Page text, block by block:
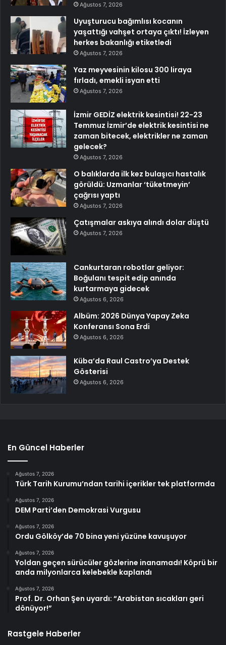
Ağustos 7, 2026
Uyuşturucu bağımlısı kocanın
yaşattığı vahşet ortaya çıktı! İzleyen
herkes bakanlığı etiketledi
Ağustos 7, 2026
Yaz meyvesinin kilosu 300 liraya
fırladı, emekli isyan etti
Ağustos 7, 2026
İzmir GEDİZ elektrik kesintisi! 22-23
Temmuz İzmir’de elektrik kesintisi ne
zaman bitecek, elektrikler ne zaman
gelecek?
Ağustos 7, 2026
O balıklarda ilk kez bulaşıcı hastalık
görüldü: Uzmanlar ‘tüketmeyin’
çağrısı yaptı
Ağustos 7, 2026
Çatışmalar askıya alındı dolar düştü
Ağustos 7, 2026
Cankurtaran robotlar geliyor:
Boğulanı tespit edip anında
kurtarmaya gidecek
Ağustos 6, 2026
Albüm: 2026 Dünya Yapay Zeka
Konferansı Sona Erdi
Ağustos 6, 2026
Küba’da Raul Castro’ya Destek
Gösterisi
Ağustos 6, 2026
En Güncel Haberler
Ağustos 7, 2026
Türk Tarih Kurumu’ndan tarihi içerikler tek platformda
Ağustos 7, 2026
DEM Parti’den Demokrasi Vurgusu
Ağustos 7, 2026
Ordu Gölköy’de 70 bina yeni yüzüne kavuşuyor
Ağustos 7, 2026
Yoldan geçen sürücüler gözlerine inanamadı! Köprü bir
anda milyonlarca kelebekle kaplandı
Ağustos 7, 2026
Prof. Dr. Orhan Şen uyardı: “Arabistan sıcakları geri
dönüyor!”
Rastgele Haberler